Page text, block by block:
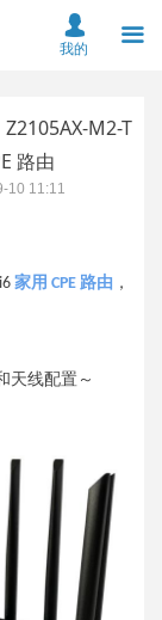
끀
넙
我的
M2-T
路由
10 11:11
家用 CPE 路由 ，
天线配置～